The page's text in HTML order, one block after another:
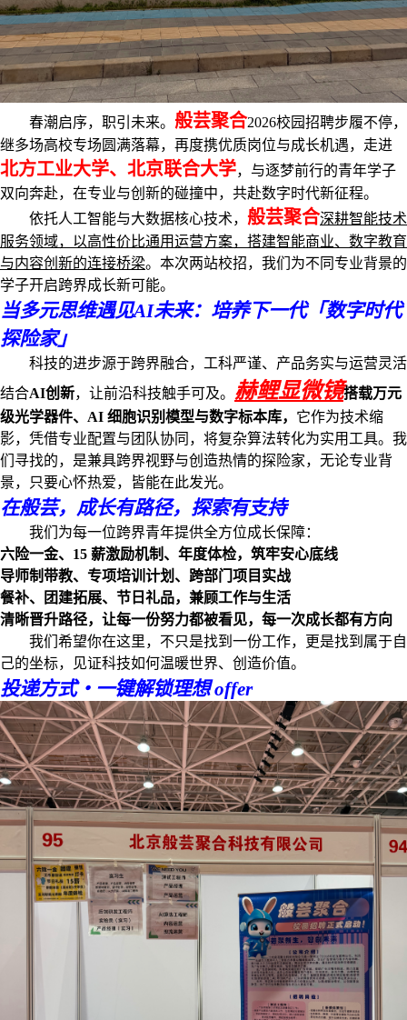
春潮启序，职引未来。 般芸聚合2026校园招聘步履不停，
继多场高校专场圆满落幕，再度携优质岗位与成长机遇，走进
北方工业大学、北京联合大学，与逐梦前行的青年学子
双向奔赴，在专业与创新的碰撞中，共赴数字时代新征程。
依托人工智能与大数据核心技术， 般芸聚合深耕智能技术
服务领域，以高性价比通用运营方案，搭建智能商业、数字教育
与内容创新的连接桥梁。本次两站校招，我们为不同专业背景的
学子开启跨界成长新可能。
当多元思维遇见AI未来：培养下一代「数字时代
探险家」
科技的进步源于跨界融合，工科严谨、产品务实与运营灵活
结合AI创新，让前沿科技触手可及。 赫鲤显微镜搭载万元
级光学器件、AI 细胞识别模型与数字标本库， 它作为技术缩
影，凭借专业配置与团队协同，将复杂算法转化为实用工具。我
们寻找的，是兼具跨界视野与创造热情的探险家，无论专业背
景，只要心怀热爱，皆能在此发光。
在般芸，成长有路径，探索有支持
我们为每一位跨界青年提供全方位成长保障：
六险一金、15 薪激励机制、年度体检，筑牢安心底线
导师制带教、专项培训计划、跨部门项目实战
餐补、团建拓展、节日礼品，兼顾工作与生活
清晰晋升路径，让每一份努力都被看见，每一次成长都有方向
我们希望你在这里，不只是找到一份工作，更是找到属于自
己的坐标，见证科技如何温暖世界、创造价值。
投递方式・一键解锁理想 offer